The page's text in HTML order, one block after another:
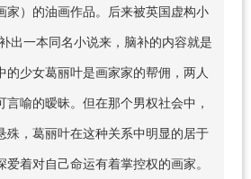
家）的油画作品。后来被英国虚构小
出一本同名小说来，脑补的内容就是
的少女葛丽叶是画家家的帮佣，两人
喻的暧昧。但在那个男权社会中，
殊，葛丽叶在这种关系中明显的居于
着对自己命运有着掌控权的画家。